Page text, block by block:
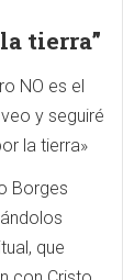
tierra”
NO es el
y seguiré
la tierra»
Borges
que